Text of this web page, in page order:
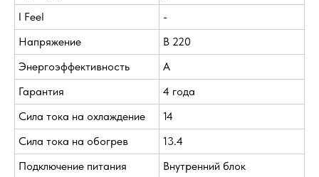
I Feel
-
Напряжение
В 220
Энергоэффективность
A
Гарантия
4 года
Сила тока на охлаждение
14
Сила тока на обогрев
13.4
Подключение питания
Внутренний блок